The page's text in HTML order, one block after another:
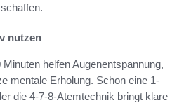
nutzen
helfen Augenentspannung,
mentale Erholung. Schon eine 1-
die 4-7-8-Atemtechnik bringt klare